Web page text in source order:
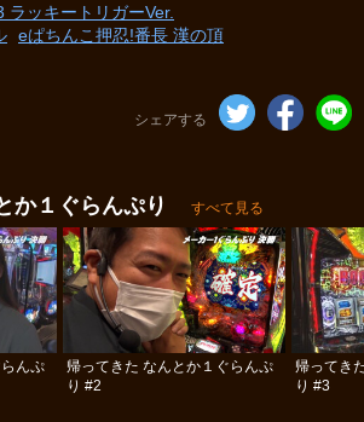
ラッキートリガーVer.
eぱちんこ押忍!番長 漢の頂
シェアする
か１ぐらんぷり
すべて見る
んぷ
帰ってきた なんとか１ぐらんぷ
り #2
帰ってき
り #3